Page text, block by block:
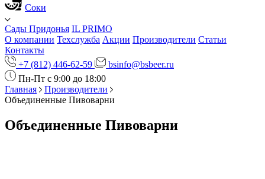
Соки
Сады Придонья IL PRIMO
О компании Техслужба Акции Производители Статьи
Контакты
+7 (812) 446-62-59
bsinfo@bsbeer.ru
Пн-Пт с 9:00 до 18:00
Главная
Производители
Объединенные Пивоварни
Объединенные Пивоварни